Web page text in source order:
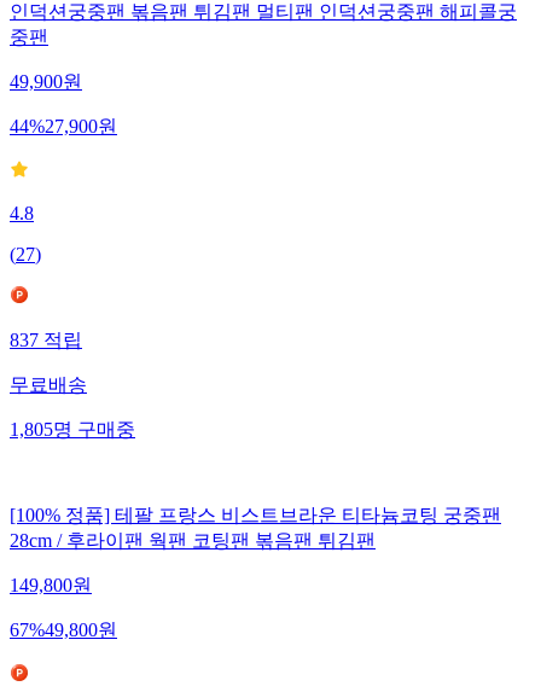
인덕션궁중팬 볶음팬 튀김팬 멀티팬 인덕션궁중팬 해피콜궁
중팬
49,900원
44%27,900원
4.8
(27)
837적립
무료배송
1,805명구매중
[100% 정품] 테팔 프랑스 비스트브라운 티타늄코팅 궁중팬
28cm / 후라이팬 웍팬 코팅팬 볶음팬 튀김팬
149,800원
67%49,800원